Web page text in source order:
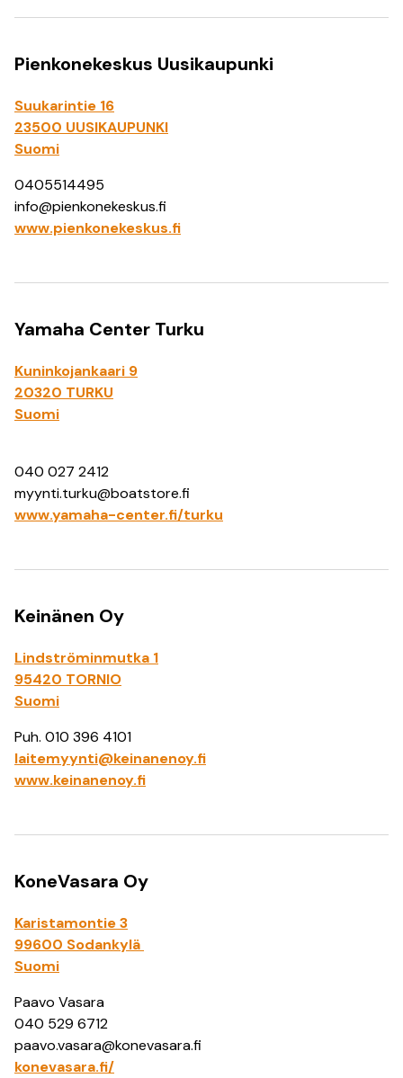
Pienkonekeskus Uusikaupunki
Suukarintie 16
23500 UUSIKAUPUNKI
Suomi
0405514495
info@pienkonekeskus.fi
www.pienkonekeskus.fi
Yamaha Center Turku
Kuninkojankaari 9
20320 TURKU
Suomi
040 027 2412
myynti.turku@boatstore.fi
www.yamaha-center.fi/turku
Keinänen Oy
Lindströminmutka 1
95420 TORNIO
Suomi
Puh. 010 396 4101
laitemyynti@keinanenoy.fi
www.keinanenoy.fi
KoneVasara Oy
Karistamontie 3
99600 Sodankylä
Suomi
Paavo Vasara
040 529 6712
paavo.vasara@konevasara.fi
konevasara.fi/